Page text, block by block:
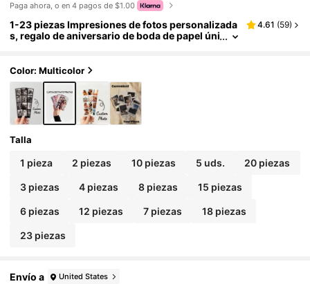
Paga ahora, o en 4 pagos de $1.00
1-23 piezas Impresiones de fotos personalizada
s, regalo de aniversario de boda de papel úni
s, fotos de habitación personalizadas, alta calida
d, moda personalizada, personalizado, regalo id
eal único para novio, novia, familia, amigos, ade
cuado para el Día de San Valentín, aniversario, b
oda, cumpleaños, graduación, inauguración de
casa, cena, suministros para fiestas personaliza
das
4.61 (59)
Color: Multicolor
Talla
1 pieza 2 piezas 10 piezas 5 uds. 20 piezas
3 piezas 4 piezas 8 piezas 15 piezas
6 piezas 12 piezas 7 piezas 18 piezas
23 piezas
Envío a United States